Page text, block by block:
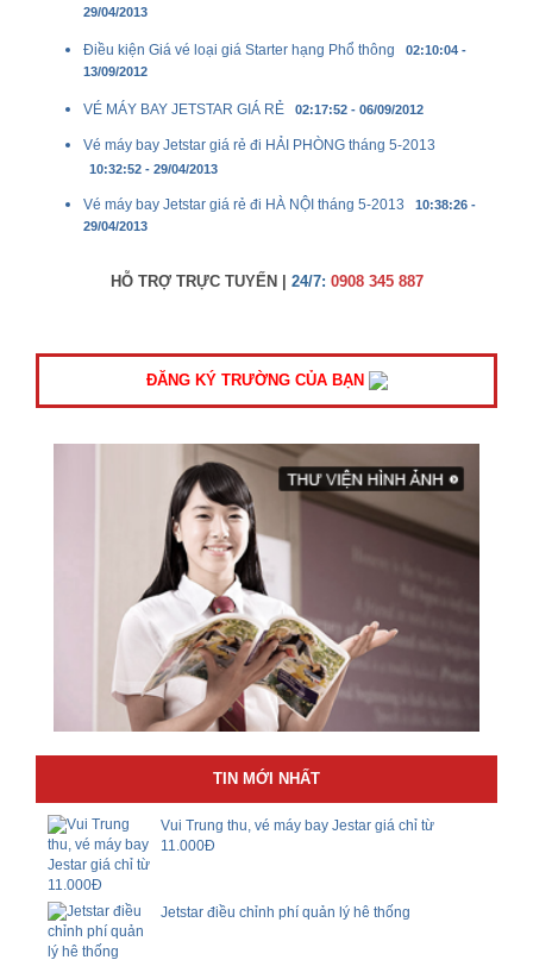
29/04/2013
Điều kiện Giá vé loại giá Starter hạng Phổ thông 02:10:04 -
13/09/2012
VÉ MÁY BAY JETSTAR GIÁ RẺ 02:17:52 - 06/09/2012
Vé máy bay Jetstar giá rẻ đi HẢI PHÒNG tháng 5-2013
10:32:52 - 29/04/2013
Vé máy bay Jetstar giá rẻ đi HÀ NỘI tháng 5-2013 10:38:26 -
29/04/2013
HỖ TRỢ TRỰC TUYẾN | 24/7: 0908 345 887
ĐĂNG KÝ TRƯỜNG CỦA BẠN
TIN MỚI NHẤT
Vui Trung thu, vé máy bay Jestar giá chỉ từ
11.000Đ
Jetstar điều chỉnh phí quản lý hê thống